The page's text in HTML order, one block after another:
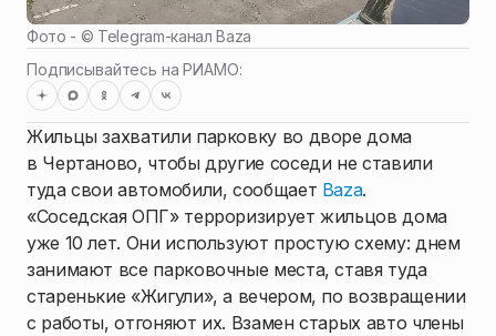
Фото - © Telegram-канал Baza
Подписывайтесь на РИАМО:
Жильцы захватили парковку во дворе дома
в Чертаново, чтобы другие соседи не ставили
туда свои автомобили, сообщает Baza.
«Соседская ОПГ» терроризирует жильцов дома
уже 10 лет. Они используют простую схему: днем
занимают все парковочные места, ставя туда
старенькие «Жигули», а вечером, по возвращении
с работы, отгоняют их. Взамен старых авто члены